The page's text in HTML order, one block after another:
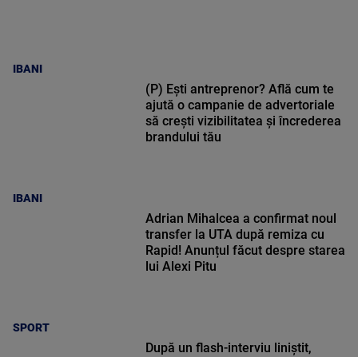
IBANI
IBANI
(P) Ești antreprenor? Află cum te
ajută o campanie de advertoriale
să crești vizibilitatea și încrederea
brandului tău
SPORT
Adrian Mihalcea a confirmat noul
transfer la UTA după remiza cu
Rapid! Anunțul făcut despre starea
lui Alexi Pitu
După un flash-interviu liniștit,